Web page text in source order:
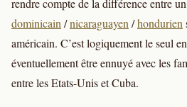
rendre compte de la différence entre un
dominicain/nicaraguayen/hondurien
américain. C’est logiquement le seul
éventuellement être ennuyé avec les
entre les Etats-Unis et Cuba.